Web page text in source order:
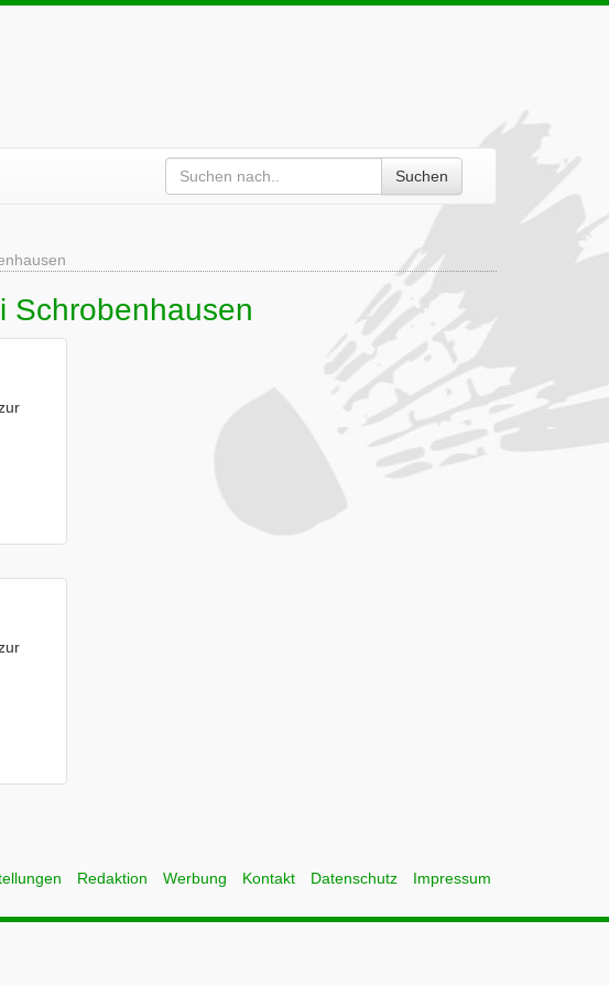
Suchen
Schrobenhausen
Redaktion Werbung Kontakt Datenschutz Impressum